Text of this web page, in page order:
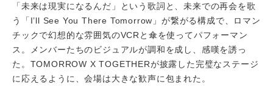
「未来は現実になるんだ」という歌詞と、未来での再会を歌
う「I’ll See You There Tomorrow」が繋がる構成で、ロマン
チックで幻想的な雰囲気のVCRと傘を使ってパフォーマン
ス。メンバーたちのビジュアルが調和を成し、感嘆を誘っ
た。TOMORROW X TOGETHERが披露した完璧なステージ
に応えるように、会場は大きな歓声に包まれた。